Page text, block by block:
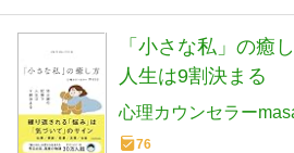
「小さな私」の癒
人生は9割決まる
心理カウンセラー
76